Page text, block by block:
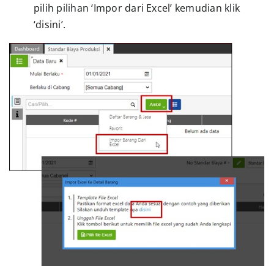
pilih pilihan ‘Impor dari Excel’ kemudian klik
‘disini’.